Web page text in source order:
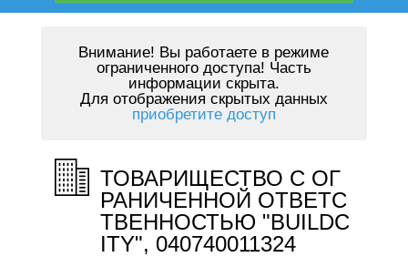
Внимание! Вы работаете в режиме
ограниченного доступа! Часть
информации скрыта.
Для отображения скрытых данных
приобретите доступ
ТОВАРИЩЕСТВО С ОГ
РАНИЧЕННОЙ ОТВЕТС
ТВЕННОСТЬЮ "BUILDC
ITY", 040740011324